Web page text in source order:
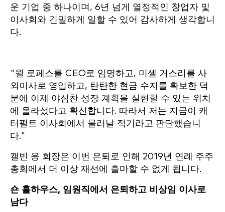
운 기업 중 하나이며, 6년 넘게 열정적인 창업자 및
이사회와 긴밀하게 일할 수 있어 감사하게 생각합니
다.
"윌 로페스를 CEO로 임명하고, 미셸 거스리를 사
외이사로 영입하고, 탄탄한 현금 수지를 확보한 덕
분에 이제 야심찬 성장 계획을 실현할 수 있는 위치
에 올라섰다고 확신합니다. 따라서 저는 지금이 캐
터펄트 이사회에서 물러날 적기라고 판단했습니
다."
캘빈 응 회장은 이번 은퇴로 인해 2019년 연례 주주
총회에서 더 이상 재선에 출마할 수 없게 됩니다.
숀 홀하우스, 임원직에서 은퇴하고 비상임 이사로
남다